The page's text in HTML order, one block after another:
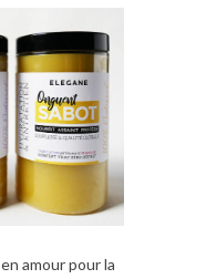
amour pour la